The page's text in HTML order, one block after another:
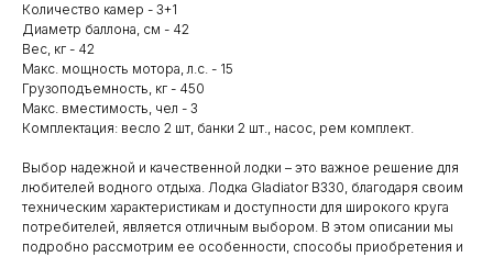
Количество камер - 3+1
Диаметр баллона, см - 42
Вес, кг - 42
Макс. мощность мотора, л.с. - 15
Грузоподъемность, кг - 450
Макс. вместимость, чел - 3
Комплектация: весло 2 шт, банки 2 шт., насос, рем комплект.
Выбор надежной и качественной лодки – это важное решение для
любителей водного отдыха. Лодка Gladiator B330, благодаря своим
техническим характеристикам и доступности для широкого круга
потребителей, является отличным выбором. В этом описании мы
подробно рассмотрим ее особенности, способы приобретения и